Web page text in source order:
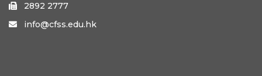
 2892 2777
 info@cfss.edu.hk